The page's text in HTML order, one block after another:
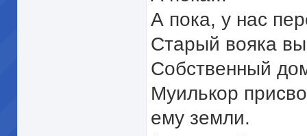
А пока, у нас
Старый вояка
Собственный
Муилькор
ему земли.